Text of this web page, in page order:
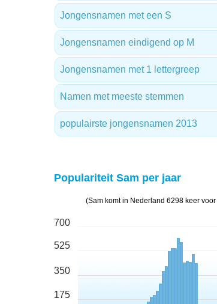
Jongensnamen met een S
Jongensnamen eindigend op M
Jongensnamen met 1 lettergreep
Namen met meeste stemmen
populairste jongensnamen 2013
Populariteit Sam per jaar
(Sam komt in Nederland 6298 keer
700
525
350
175